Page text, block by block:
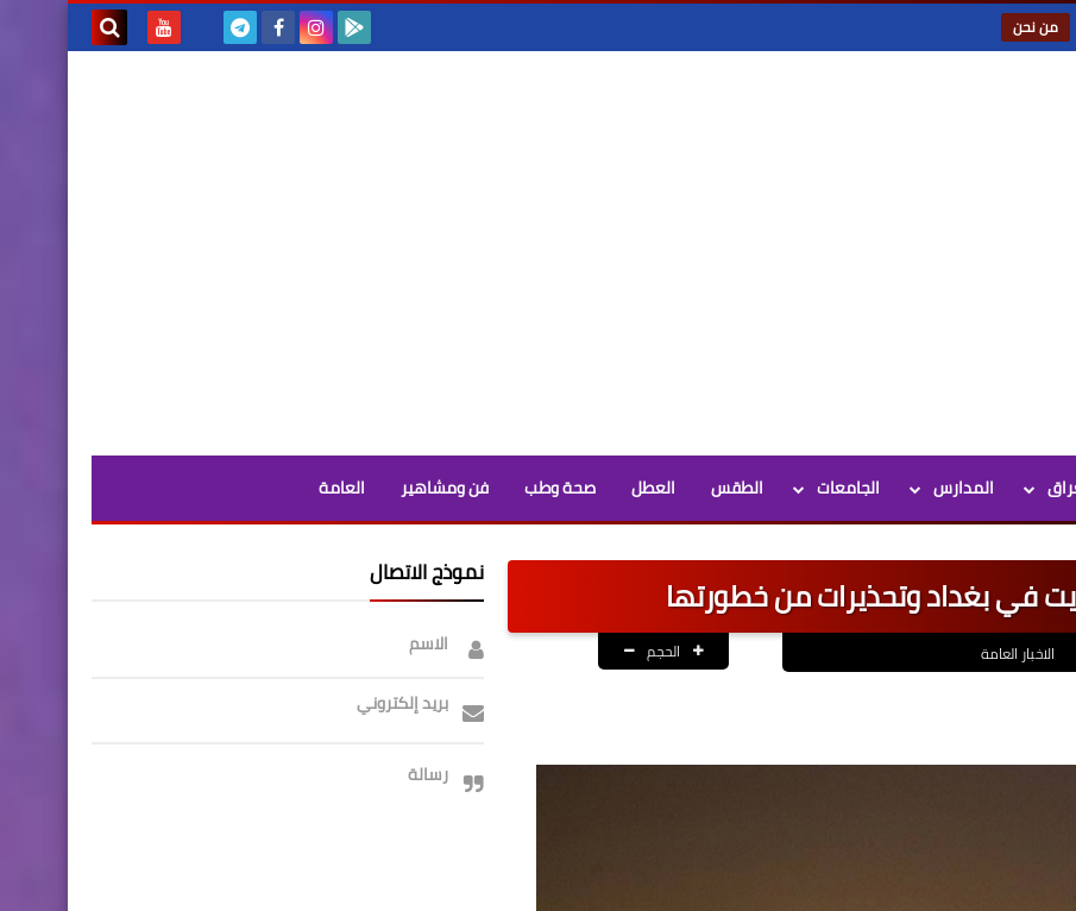
من نحن
المدارس الجامعات الطقس العطل صحة وطب فن ومشاهير العامة
في بغداد وتحذيرات من خطورتها
الاخبار العامة الحجم
نموذج الاتصال
الاسم
بريد إلكتروني
رسالة